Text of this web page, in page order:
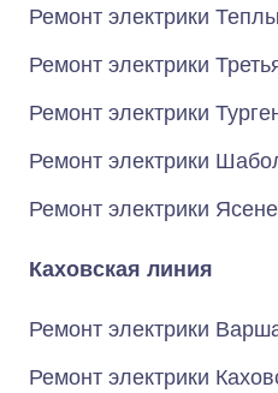
Ремонт электрики
Ремонт электрики
Ремонт электрики
Ремонт электрики
Ремонт электрики
Каховская линия
Ремонт электрики
Ремонт электрики